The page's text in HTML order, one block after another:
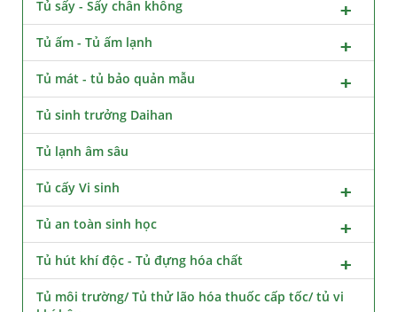
Tủ sấy - Sấy chân không
Tủ ấm - Tủ ấm lạnh
Tủ mát - tủ bảo quản mẫu
Tủ sinh trưởng Daihan
Tủ lạnh âm sâu
Tủ cấy Vi sinh
Tủ an toàn sinh học
Tủ hút khí độc - Tủ đựng hóa chất
Tủ môi trường/ Tủ thử lão hóa thuốc cấp tốc/ tủ vi